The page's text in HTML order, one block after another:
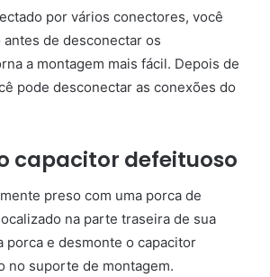
por vários conectores, você
de desconectar os
a montagem mais fácil. Depois de
pode desconectar as conexões do
capacitor defeituoso
preso com uma porca de
na parte traseira de sua
porca e desmonte o capacitor
no suporte de montagem.